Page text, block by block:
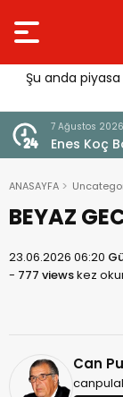
Şu anda
7 Ağustos 2026
Enes Koç
ANASAYFA
BEYAZ
23.06.2026 06:20
- 777 viewskez
Can